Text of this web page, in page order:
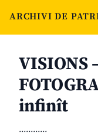
ARCHIVI DE
VISIONS
infinît
............